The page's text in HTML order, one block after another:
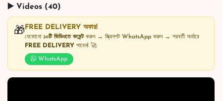
▶️ Videos (40)
🎁FREE DELIVERY অফার!
যেকোনো ১০টি ভিডিওতে কমেন্টকরুন → স্ক্রিনশট WhatsApp করুন → পরবর্তী অর্ডারে
FREE DELIVERY পাবেন! 🚀
WhatsApp